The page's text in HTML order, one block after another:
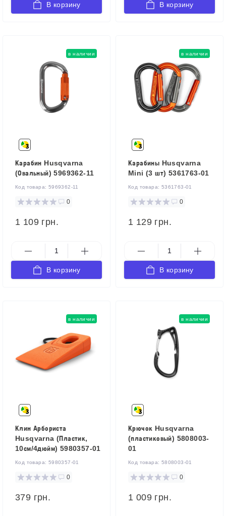
В корзину В корзину
в наличии
Карабин Husqvarna
(Овальный) 5969362-11
Код товара: 5969362-11
0
1 109 грн.
В корзину
в наличии
Карабины Husqvarna
Mini (3 шт) 5361763-01
Код товара: 5361763-01
0
1 129 грн.
В корзину
в наличии
Клин Арбориста
Husqvarna (Пластик,
10см/4дюйм) 5980357-01
Код товара: 5980357-01
0
379 грн.
в наличии
Крючок Husqvarna
(пластиковый) 5808003-
01
Код товара: 5808003-01
0
1 009 грн.